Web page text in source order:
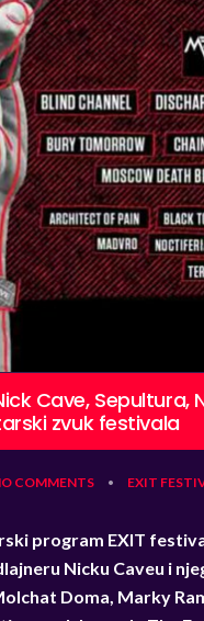
Cave,
zvuk festivala
COMMENTS • EXIT
program EXIT
Nicku Caveu i
Doma, Marky